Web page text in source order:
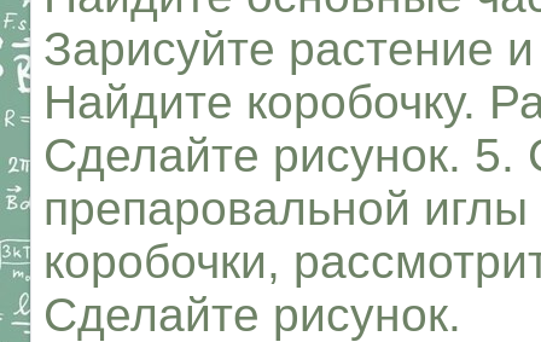
Зарисуйте растение
Найдите коробочку.
Сделайте рисунок.
препаровальной
коробочки,
Сделайте рисунок.